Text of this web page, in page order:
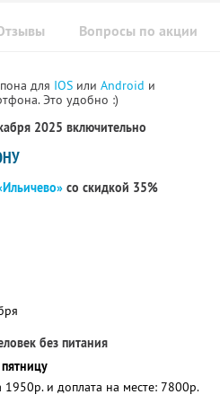
Вопросы по акции
для IOS или Android и
Это удобно :)
2025 включительно
со скидкой 35%
без питания
и доплата на месте: 7800р.